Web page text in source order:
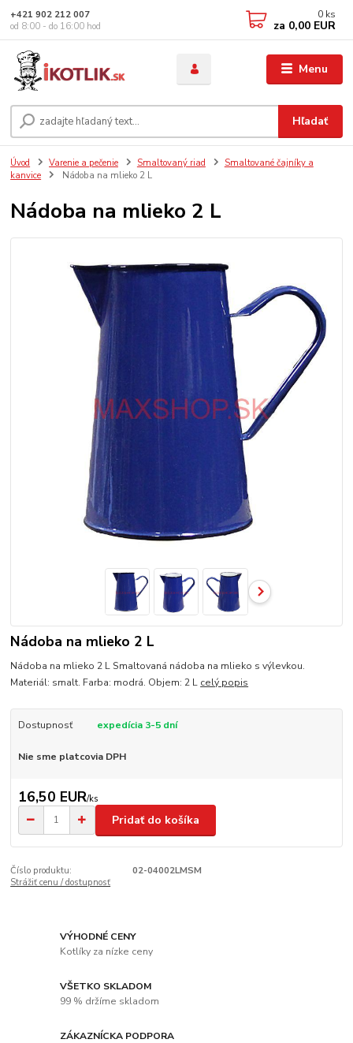
Menu
Hľadať
+421 902 212 007
od 8:00 - do 16:00 hod
0 ks
za 0,00 EUR
Úvod Varenie a pečenie Smaltovaný riad
Smaltované čajníky a
kanvice
Nádoba na mlieko 2 L
Nádoba na mlieko 2 L
Nádoba na mlieko 2 L
Nádoba na mlieko 2 L Smaltovaná nádoba na mlieko s výlevkou.
Materiál: smalt. Farba: modrá. Objem: 2 L celý popis
Dostupnosť expedícia 3-5 dní
Nie sme platcovia DPH
16,50 EUR/ks
Pridať do košíka
Číslo produktu:
02-04002LMSM
Strážiť cenu / dostupnosť
VÝHODNÉ CENY
Kotlíky za nízke ceny
VŠETKO SKLADOM
99 % držíme skladom
ZÁKAZNÍCKA PODPORA